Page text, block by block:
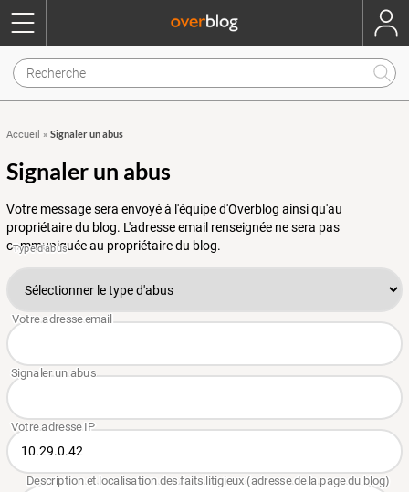
Accueil » Signaler un abus
Signaler un abus
Votre message sera envoyé à l'équipe d'Overblog ainsi qu'au
propriétaire du blog. L'adresse email renseignée ne sera pas
communiquée au propriétaire du blog.